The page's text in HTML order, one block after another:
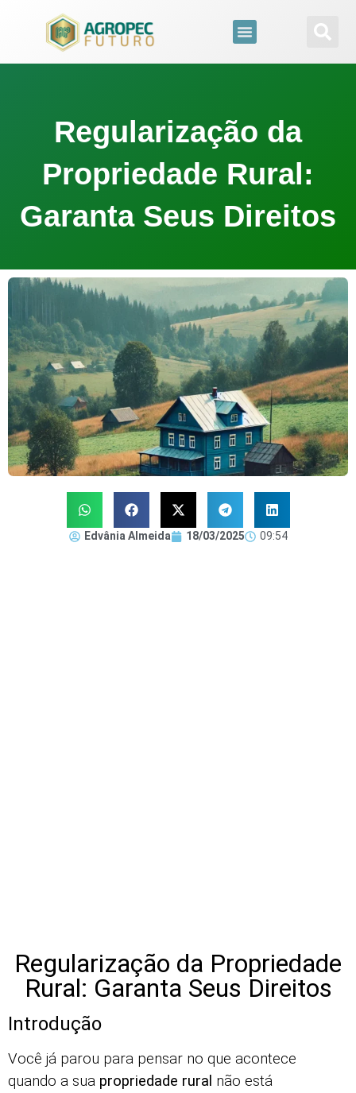
conteúdo
Regularização da
Propriedade Rural:
Garanta Seus Direitos
Edvânia Almeida 18/03/2025 09:54
Regularização da Propriedade
Rural: Garanta Seus Direitos
Introdução
Você já parou para pensar no que acontece
quando a sua propriedade rural não está